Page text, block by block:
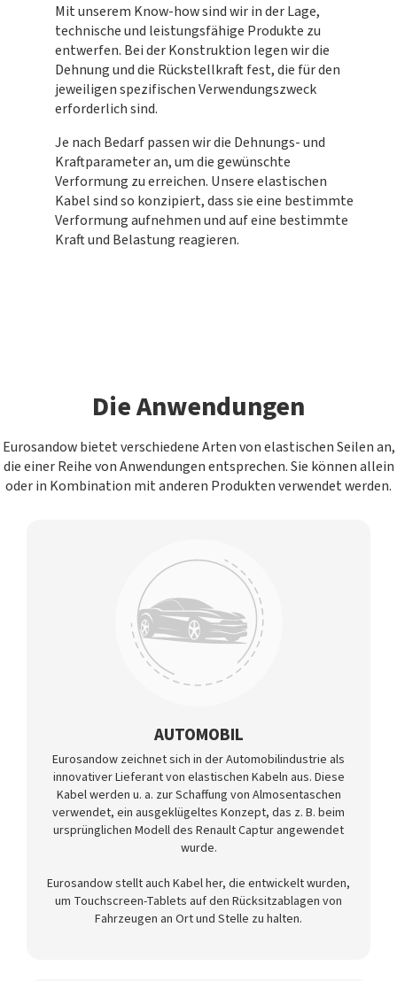
Mit unserem Know-how sind wir in der Lage,
technische und leistungsfähige Produkte zu
entwerfen. Bei der Konstruktion legen wir die
Dehnung und die Rückstellkraft fest, die für den
jeweiligen spezifischen Verwendungszweck
erforderlich sind.
Je nach Bedarf passen wir die Dehnungs- und
Kraftparameter an, um die gewünschte
Verformung zu erreichen. Unsere elastischen
Kabel sind so konzipiert, dass sie eine bestimmte
Verformung aufnehmen und auf eine bestimmte
Kraft und Belastung reagieren.
Die Anwendungen
Eurosandow bietet verschiedene Arten von elastischen Seilen an,
die einer Reihe von Anwendungen entsprechen. Sie können allein
oder in Kombination mit anderen Produkten verwendet werden.
AUTOMOBIL
Eurosandow zeichnet sich in der Automobilindustrie als
innovativer Lieferant von elastischen Kabeln aus. Diese
Kabel werden u. a. zur Schaffung von Almosentaschen
verwendet, ein ausgeklügeltes Konzept, das z. B. beim
ursprünglichen Modell des Renault Captur angewendet
wurde.
Eurosandow stellt auch Kabel her, die entwickelt wurden,
um Touchscreen-Tablets auf den Rücksitzablagen von
Fahrzeugen an Ort und Stelle zu halten.